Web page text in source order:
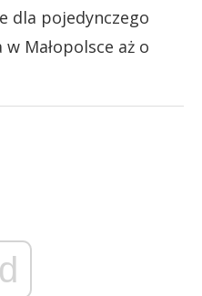
dla pojedynczego
w Małopolsce aż o